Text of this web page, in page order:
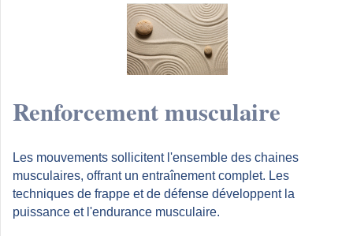
Renforcement musculaire
Les mouvements sollicitent l'ensemble des chaines
musculaires, offrant un entraînement complet. Les
techniques de frappe et de défense développent la
puissance et l'endurance musculaire.